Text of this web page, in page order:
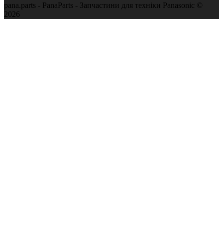
pana.parts - PanaParts - Запчастини для техніки Panasonic ©
2026